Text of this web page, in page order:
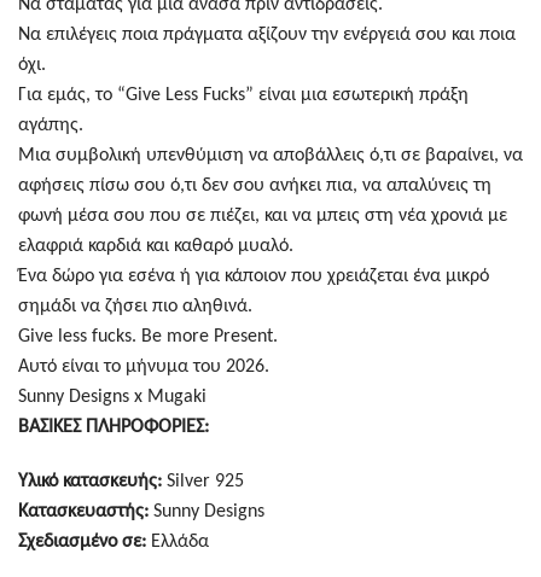
Να επιλέγεις ποια πράγματα αξίζουν την ενέργειά σου και ποια
όχι.
Για εμάς, το “Give Less Fucks” είναι μια εσωτερική πράξη
αγάπης.
Μια συμβολική υπενθύμιση να αποβάλλεις ό,τι σε βαραίνει, να
αφήσεις πίσω σου ό,τι δεν σου ανήκει πια, να απαλύνεις τη
φωνή μέσα σου που σε πιέζει, και να μπεις στη νέα χρονιά με
ελαφριά καρδιά και καθαρό μυαλό.
Ένα δώρο για εσένα ή για κάποιον που χρειάζεται ένα μικρό
σημάδι να ζήσει πιο αληθινά.
Give less fucks. Be more Present.
Αυτό είναι το μήνυμα του 2026.
Sunny Designs x Mugaki
ΒΑΣΙΚΕΣ ΠΛΗΡΟΦΟΡΙΕΣ:
Υλικό κατασκευής: Silver 925
Κατασκευαστής: Sunny Designs
Σχεδιασμένο σε: Ελλάδα